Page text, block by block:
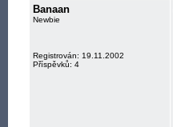
Banaan
Newbie
Registrován: 19.11.2002
Příspěvků: 4